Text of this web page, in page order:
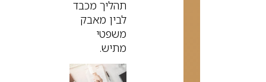
תהליך מכבד
לבין מאבק
משפטי
מתיש.